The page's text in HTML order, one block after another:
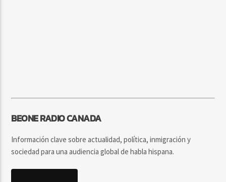
BEONE RADIO CANADA
Información clave sobre actualidad, política, inmigración y
sociedad para una audiencia global de habla hispana.